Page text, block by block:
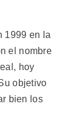
1999 en la
el nombre
hoy
objetivo
bien los